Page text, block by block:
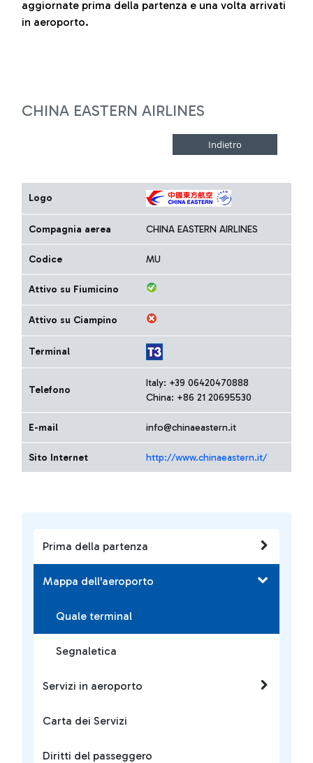
Prima della partenza
Mappa dell'aeroporto
Quale terminal
Segnaletica
Servizi in aeroporto
Carta dei Servizi
Diritti del passeggero
aggiornate prima della partenza e una volta arrivati
in aeroporto.
CHINA EASTERN AIRLINES
Logo
Compagnia aerea CHINA EASTERN AIRLINES
Codice MU
Attivo su Fiumicino
Attivo su Ciampino
Terminal
Telefono
Italy: +39 06420470888
China: +86 21 20695530
E-mail info@chinaeastern.it
Sito Internet http://www.chinaeastern.it/